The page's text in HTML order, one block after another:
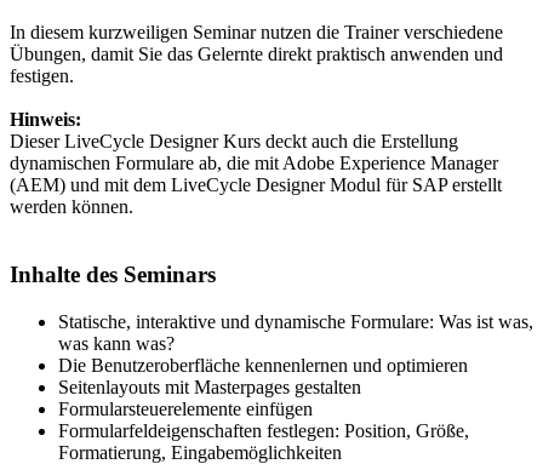
In diesem kurzweiligen Seminar nutzen die Trainer verschiedene
Übungen, damit Sie das Gelernte direkt praktisch anwenden und
festigen.
Hinweis:
Dieser LiveCycle Designer Kurs deckt auch die Erstellung
dynamischen Formulare ab, die mit Adobe Experience Manager
(AEM) und mit dem LiveCycle Designer Modul für SAP erstellt
werden können.
Inhalte des Seminars
Statische, interaktive und dynamische Formulare: Was ist was,
was kann was?
Die Benutzeroberfläche kennenlernen und optimieren
Seitenlayouts mit Masterpages gestalten
Formularsteuerelemente einfügen
Formularfeldeigenschaften festlegen: Position, Größe,
Formatierung, Eingabemöglichkeiten